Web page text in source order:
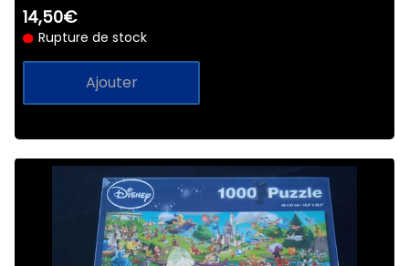
14,50€
Rupture de stock
Ajouter